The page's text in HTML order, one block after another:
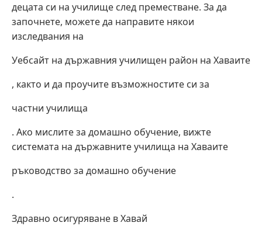
децата си на училище след преместване. За да
започнете, можете да направите някои
изследвания на
Уебсайт на държавния училищен район на Хаваите
, както и да проучите възможностите си за
частни училища
. Ако мислите за домашно обучение, вижте
системата на държавните училища на Хаваите
ръководство за домашно обучение
.
Здравно осигуряване в Хавай